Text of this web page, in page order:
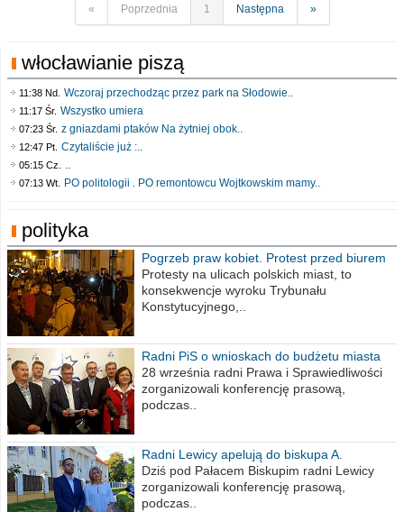
« Poprzednia 1 Następna »
włocławianie piszą
11:38 Nd. Wczoraj przechodząc przez park na Słodowie..
11:17 Śr. Wszystko umiera
07:23 Śr. z gniazdami ptaków Na żytniej obok..
12:47 Pt. Czytaliście już :..
05:15 Cz. ..
07:13 Wt. PO politologii . PO remontowcu Wojtkowskim mamy..
polityka
Pogrzeb praw kobiet. Protest przed biurem
poselskim PiS
Protesty na ulicach polskich miast, to
konsekwencje wyroku Trybunału
Konstytucyjnego,..
Radni PiS o wnioskach do budżetu miasta
na 2021 rok
28 września radni Prawa i Sprawiedliwości
zorganizowali konferencję prasową,
podczas..
Radni Lewicy apelują do biskupa A.
Wiesława Meringa
Dziś pod Pałacem Biskupim radni Lewicy
zorganizowali konferencję prasową,
podczas..